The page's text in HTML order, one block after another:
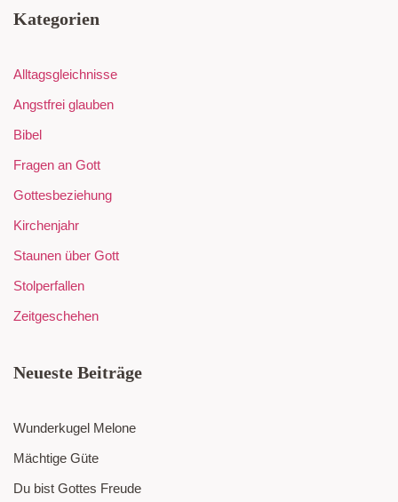
Kategorien
Alltagsgleichnisse
Angstfrei glauben
Bibel
Fragen an Gott
Gottesbeziehung
Kirchenjahr
Staunen über Gott
Stolperfallen
Zeitgeschehen
Neueste Beiträge
Wunderkugel Melone
Mächtige Güte
Du bist Gottes Freude